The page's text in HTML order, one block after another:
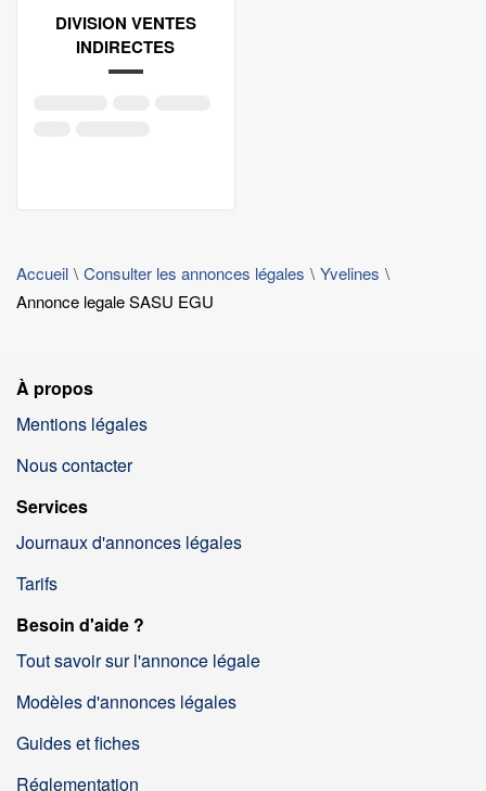
DIVISION VENTES
INDIRECTES
Accueil Consulter les annonces légales
Yvelines
Annonce legale SASU EGU
À propos
Mentions légales
Nous contacter
Services
Journaux d'annonces légales
Tarifs
Besoin d'aide ?
Tout savoir sur l'annonce légale
Modèles d'annonces légales
Guides et fiches
Réglementation